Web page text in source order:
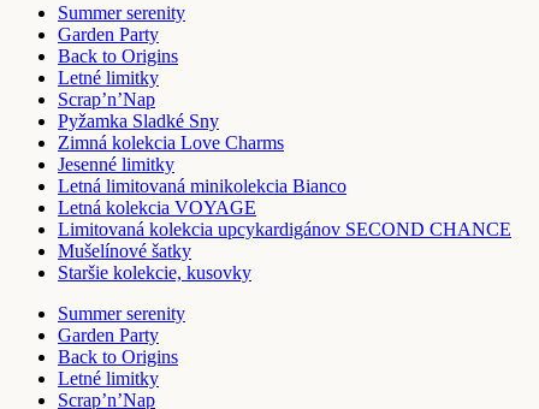
Summer serenity
Garden Party
Back to Origins
Letné limitky
Scrap’n’Nap
Pyžamka Sladké Sny
Zimná kolekcia Love Charms
Jesenné limitky
Letná limitovaná minikolekcia Bianco
Letná kolekcia VOYAGE
Limitovaná kolekcia upcykardigánov SECOND CHANCE
Mušelínové šatky
Staršie kolekcie, kusovky
Summer serenity
Garden Party
Back to Origins
Letné limitky
Scrap’n’Nap